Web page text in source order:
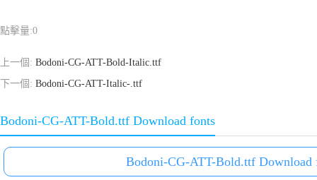
點擊量:0
上一個: Bodoni-CG-ATT-Bold-Italic.ttf
下一個: Bodoni-CG-ATT-Italic-.ttf
Bodoni-CG-ATT-Bold.ttf Download fonts
Bodoni-CG-ATT-Bold.ttf Download